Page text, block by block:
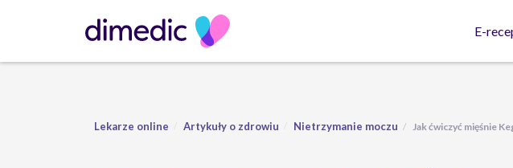
E-
Lekarze online Artykuły o zdrowiu Nietrzymanie moczu Jak ćwiczyć mięśnie